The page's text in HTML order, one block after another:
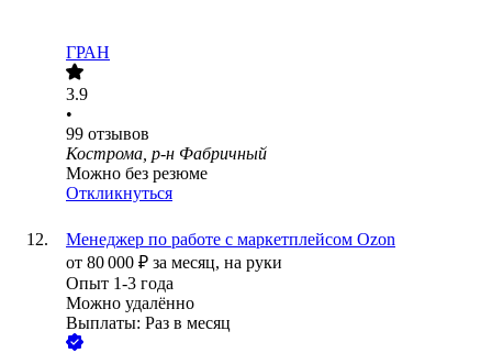
ГРАН
3.9
•
99 отзывов
Кострома, р-н Фабричный
Можно без резюме
Откликнуться
Менеджер по работе с маркетплейсом Ozon
от 80 000 ₽ за месяц, на руки
Опыт 1-3 года
Можно удалённо
Выплаты: Раз в месяц